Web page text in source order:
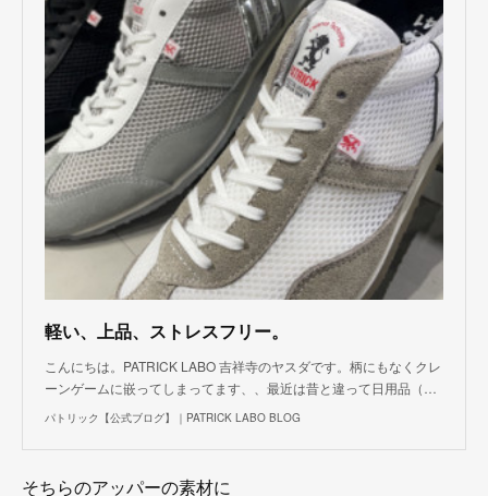
軽い、上品、ストレスフリー。
こんにちは。PATRICK LABO 吉祥寺のヤスダです。柄にもなくクレ
ーンゲームに嵌ってしまってます、、最近は昔と違って日用品（…
パトリック【公式ブログ】｜PATRICK LABO BLOG
そちらのアッパーの素材に